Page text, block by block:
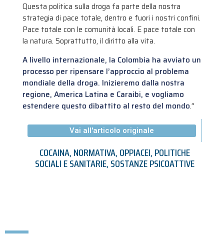
Questa politica sulla droga fa parte della nostra
strategia di pace totale, dentro e fuori i nostri confini.
Pace totale con le comunità locali. E pace totale con
la natura. Soprattutto, il diritto alla vita.
A livello internazionale, la Colombia ha avviato un
processo per ripensare l’approccio al problema
mondiale della droga. Inizieremo dalla nostra
regione, America Latina e Caraibi, e vogliamo
estendere questo dibattito al resto del mondo.”
Vai all'articolo originale
COCAINA,NORMATIVA,OPPIACEI,POLITICHE
SOCIALI E SANITARIE,SOSTANZE PSICOATTIVE